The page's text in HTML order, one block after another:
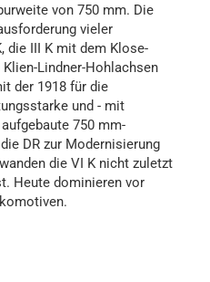
von 750 mm. Die
vieler
die III K mit dem Klose-
Lindner-Hohlachsen
der 1918 für die
und - mit
750 mm-
DR zur Modernisierung
die VI K nicht zuletzt
Heute dominieren vor